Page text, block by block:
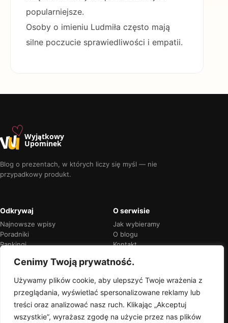
Cenimy Twoją prywatność.
Używamy plików cookie, aby ulepszyć Twoje wrażenia z
przeglądania, wyświetlać spersonalizowane reklamy lub
treści oraz analizować nasz ruch. Klikając „Akceptuj
wszystkie”, wyrażasz zgodę na użycie przez nas plików
popularniejsze.
Osoby o imieniu Ludmiła często mają
silne poczucie sprawiedliwości i empatii.
u♡Wyjątkowy
Upominek
Blog o prezentach, w których liczy się myśl — nie
przypadkowy produkt.
Odkrywaj
Najnowsze wpisy
Poradniki
Rankingi
O serwisie
Jak wybieramy
O blogu
Kontakt
Przejrzyste rekomendacje
zawsze oznaczymy je wprost.